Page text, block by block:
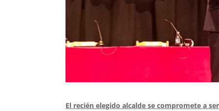
El recién elegido alcalde se compromete a